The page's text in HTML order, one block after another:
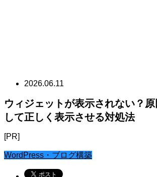
2026.06.11
ウィジェットが表示されない？
して正しく表示させる対処法
[PR]
WordPress・ブログ構築